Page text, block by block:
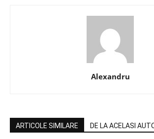
Alexandru
ARTICOLE SIMILARE DE LA ACELASI